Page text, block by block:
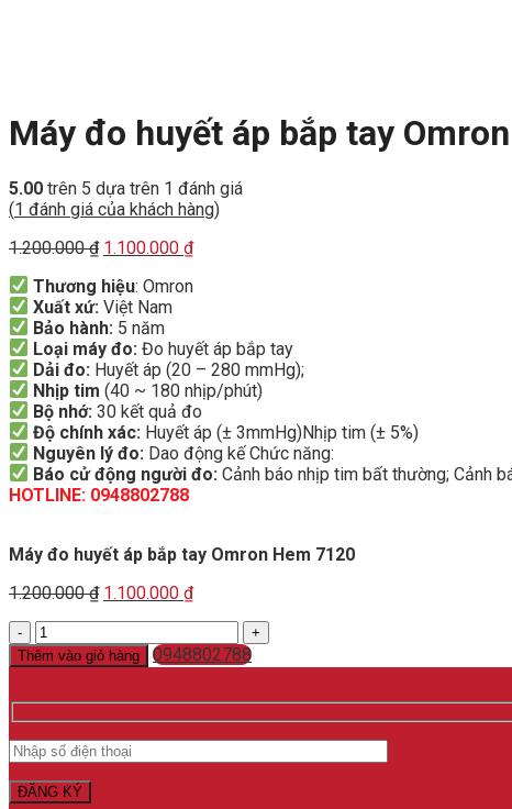
Máy đo huyết áp bắp tay
5.00 trên 5 dựa trên 1 đánh giá
(1 đánh giá của khách hàng)
1.200.000₫ Original
was:
1.200.000 ₫.
1.100.000 ₫Current
is:
Thương hiệu: Omron
Xuất xứ: Việt Nam
Bảo hành: 5 năm
Loại máy đo: Đo huyết áp bắp tay
Dải đo: Huyết áp (20 – 280 mmHg);
Nhịp tim (40 ~ 180 nhịp/phút)
Bộ nhớ: 30 kết quả đo
Độ chính xác: Huyết áp (± 3mmHg)Nhịp tim (± 5%)
Nguyên lý đo: Dao động kế Chức năng:
Báo cử động người đo: Cảnh báo nhịp tim bất thường; Cảnh
HOTLINE: 0948802788
Máy đo huyết áp bắp tay Omron Hem 7120
1.200.000₫ Original
1.200.000 ₫.
1.100.000 ₫Current
1.100.000 ₫.
Máy
đo
huyết
tay
Omron
Hem
7120
Thêm vào giỏ hàng 0948802788